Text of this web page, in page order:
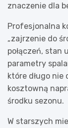
znaczenie dla
Profesjonalna
„zajrzenie do
połączeń, stan
parametry
które długo nie
kosztowną
środku sezonu.
W starszych